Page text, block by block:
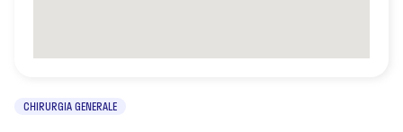
CHIRURGIA GENERALE